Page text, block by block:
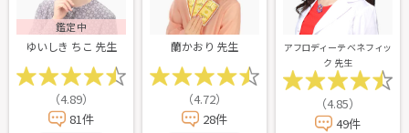
鑑定中
ゆいしき ちこ 先生
（4.89）
81件
蘭かおり 先生
（4.72）
28件
アフロディーテ ベネフィッ
ク 先生
（4.85）
49件